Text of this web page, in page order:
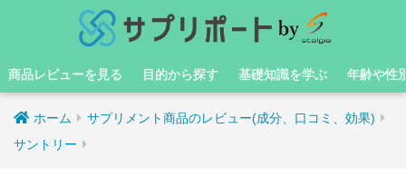
商品レビューを見る 目的から探す 基礎知識を学ぶ 年齢や性
ホーム
サプリメント商品のレビュー(成分、口コミ、効果)
サントリー